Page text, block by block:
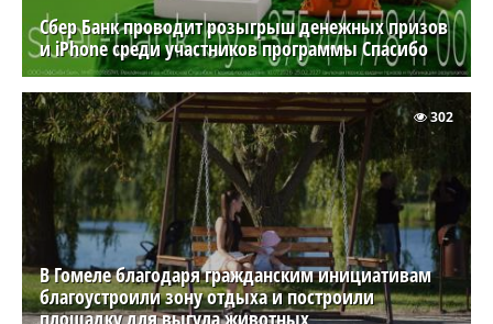
Сбер Банк проводит розыгрыш денежных призов
и iPhone среди участников программы Спасибо
В Гомеле благодаря гражданским инициативам
благоустроили зону отдыха и построили
302